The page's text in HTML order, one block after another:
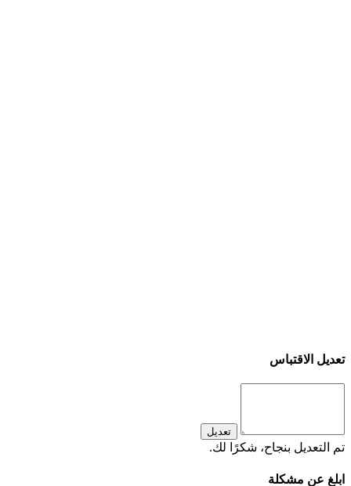
تعديل الاقتباس
تعديل
تم التعديل بنجاح، شكرًا لك.
ابلغ عن مشكلة